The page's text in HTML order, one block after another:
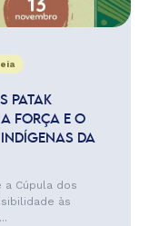
PATAK
FORÇA E O
DA
a Cúpula dos
às